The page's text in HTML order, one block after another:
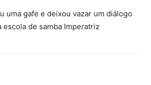
uma gafe e deixou vazar um diálogo
escola de samba Imperatriz